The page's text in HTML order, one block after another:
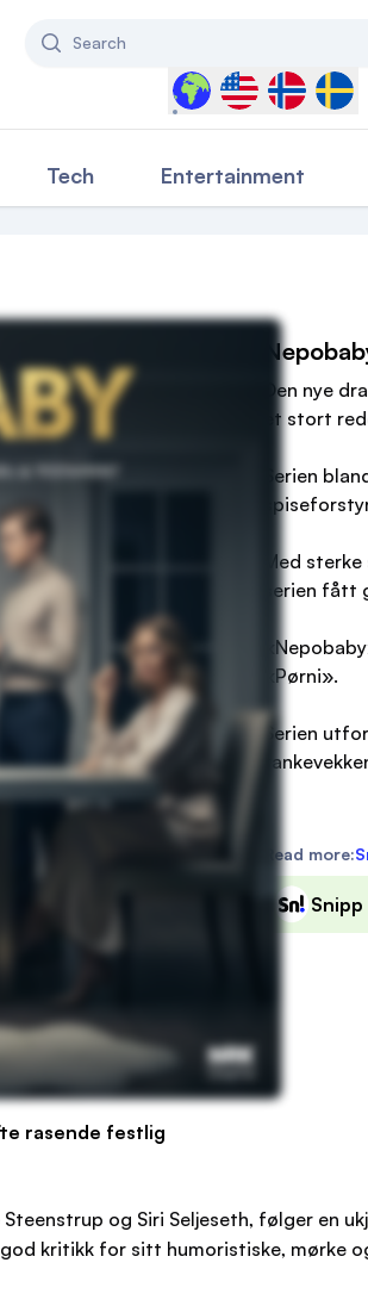
Search
Select a country to
Tech Entertainment
Den nye
et stort
Serien
Med
serien
«Pørni».
Serien
Read more:
Snipp
rasende festlig
og Siri Seljeseth, følger en
kritikk for sitt humoristiske, mørke